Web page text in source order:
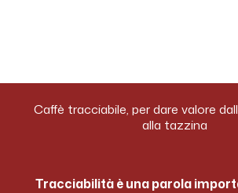
Caffè tracciabile, per dare valore
alla tazzina
Tracciabilità è una parola